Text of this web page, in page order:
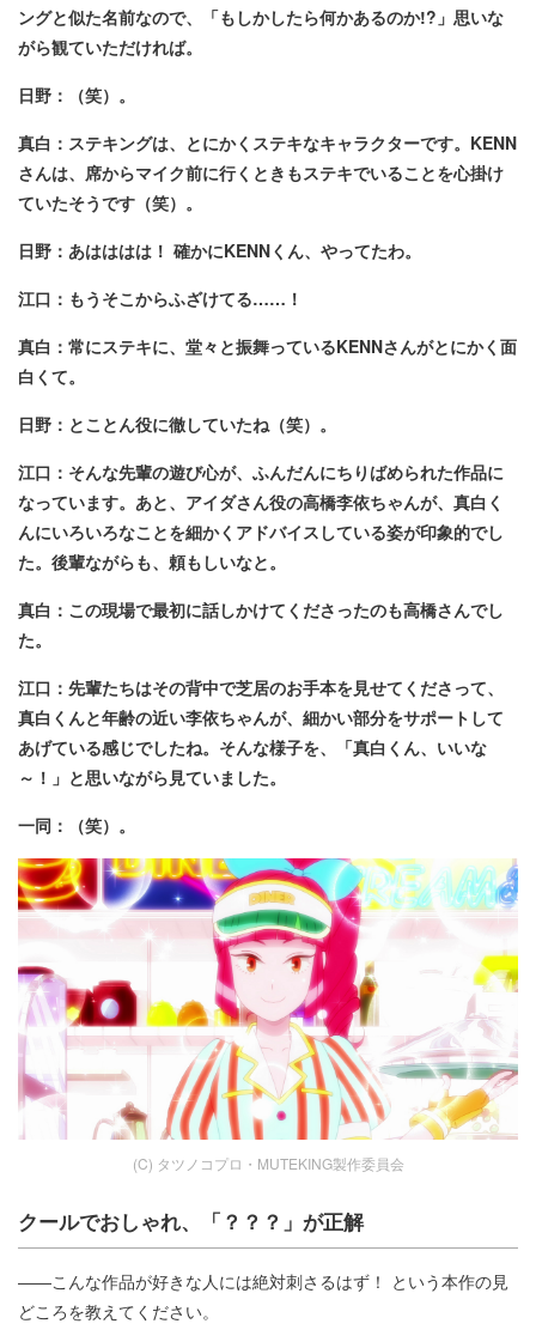
ングと似た名前なので、「もしかしたら何かあるのか!?」思いな
がら観ていただければ。
日野：（笑）。
真白：ステキングは、とにかくステキなキャラクターです。KENN
さんは、席からマイク前に行くときもステキでいることを心掛け
ていたそうです（笑）。
日野：あはははは！ 確かにKENNくん、やってたわ。
江口：もうそこからふざけてる……！
真白：常にステキに、堂々と振舞っているKENNさんがとにかく面
白くて。
日野：とことん役に徹していたね（笑）。
江口：そんな先輩の遊び心が、ふんだんにちりばめられた作品に
なっています。あと、アイダさん役の高橋李依ちゃんが、真白く
んにいろいろなことを細かくアドバイスしている姿が印象的でし
た。後輩ながらも、頼もしいなと。
真白：この現場で最初に話しかけてくださったのも高橋さんでし
た。
江口：先輩たちはその背中で芝居のお手本を見せてくださって、
真白くんと年齢の近い李依ちゃんが、細かい部分をサポートして
あげている感じでしたね。そんな様子を、「真白くん、いいな
～！」と思いながら見ていました。
一同：（笑）。
(C) タツノコプロ・MUTEKING製作委員会
クールでおしゃれ、「？？？」が正解
――こんな作品が好きな人には絶対刺さるはず！ という本作の見
どころを教えてください。